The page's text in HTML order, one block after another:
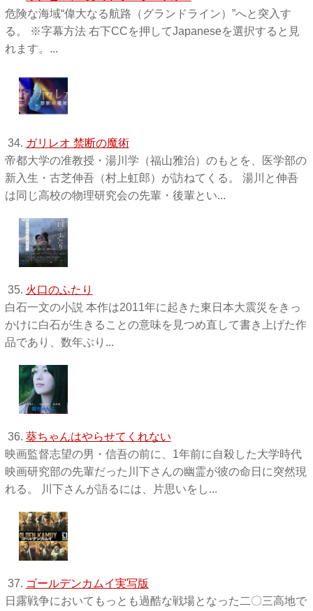
危険な海域“偉大なる航路（グランドライン）”へと突入す
る。 ※字幕方法 右下CCを押してJapaneseを選択すると見
れます。...
34. ガリレオ 禁断の魔術
帝都大学の准教授・湯川学（福山雅治）のもとを、医学部の
新入生・古芝伸吾（村上虹郎）が訪ねてくる。 湯川と伸吾
は同じ高校の物理研究会の先輩・後輩とい...
35. 火口のふたり
白石一文の小説 本作は2011年に起きた東日本大震災をきっ
かけに白石が生きることの意味を見つめ直して書き上げた作
品であり、数年ぶり...
36. 葵ちゃんはやらせてくれない
映画監督志望の男・信吾の前に、1年前に自殺した大学時代
映画研究部の先輩だった川下さんの幽霊が彼の命日に突然現
れる。 川下さんが語るには、片思いをし...
37. ゴールデンカムイ実写版
日露戦争においてもっとも過酷な戦場となった二〇三高地で